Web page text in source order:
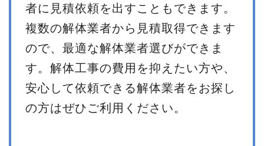
者に見積依頼を出すこともできます。
複数の解体業者から見積取得できます
ので、最適な解体業者選びができま
す。解体工事の費用を抑えたい方や、
安心して依頼できる解体業者をお探し
の方はぜひご利用ください。